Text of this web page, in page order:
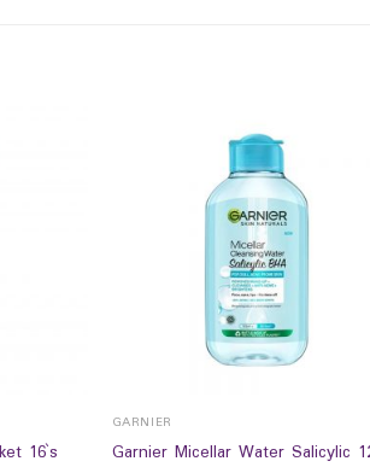
16`s
GARNIER
Garnier Micellar Water Salicylic